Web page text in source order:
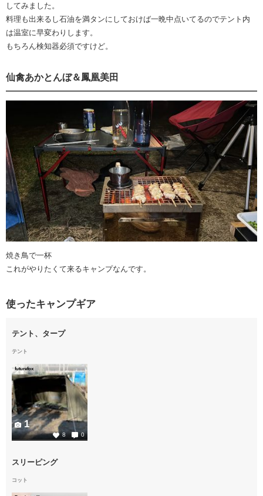
してみました。
料理も出来るし石油を満タンにしておけば一晩中点いてるのでテント内
は温室に早変わりします。
もちろん検知器必須ですけど。
仙禽あかとんぼ＆鳳凰美田
焼き鳥で一杯
これがやりたくて来るキャンプなんです。
使ったキャンプギア
テント、タープ
テント
futurefox
8 0
1
スリーピング
コット